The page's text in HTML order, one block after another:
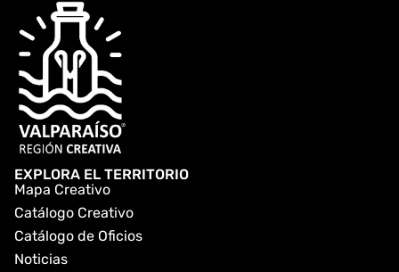
EXPLORA EL TERRITORIO
Mapa Creativo
Catálogo Creativo
Catálogo de Oficios
Noticias